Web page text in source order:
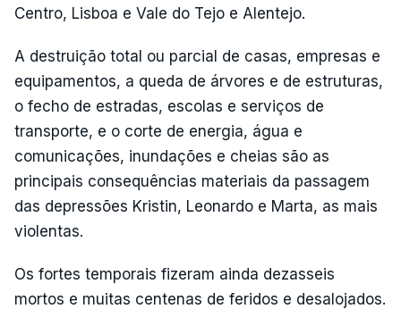
Centro, Lisboa e Vale do Tejo e Alentejo.
A destruição total ou parcial de casas, empresas e
equipamentos, a queda de árvores e de estruturas,
o fecho de estradas, escolas e serviços de
transporte, e o corte de energia, água e
comunicações, inundações e cheias são as
principais consequências materiais da passagem
das depressões Kristin, Leonardo e Marta, as mais
violentas.
Os fortes temporais fizeram ainda dezasseis
mortos e muitas centenas de feridos e desalojados.